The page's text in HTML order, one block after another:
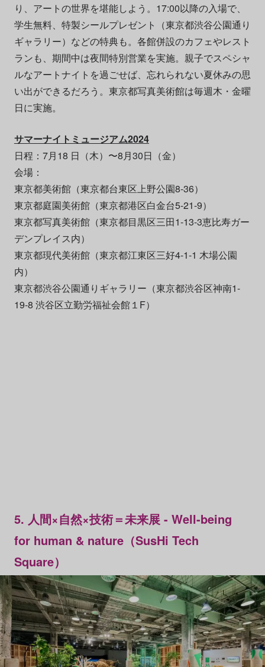
り、アートの世界を堪能しよう。17:00以降の入場で、
学生無料、特製シールプレゼント（東京都渋谷公園通り
ギャラリー）などの特典も。各館併設のカフェやレスト
ランも、期間中は夜間特別営業を実施。親子でスペシャ
ルなアートナイトを過ごせば、忘れられない夏休みの思
い出ができるだろう。東京都写真美術館は毎週木・金曜
日に実施。
サマーナイトミュージアム2024
日程：7月18 日（木）〜8月30日（金）
会場：
東京都美術館（東京都台東区上野公園8-36）
東京都庭園美術館（東京都港区白金台5-21-9）
東京都写真美術館（東京都目黒区三田1-13-3恵比寿ガー
デンプレイス内）
東京都現代美術館（東京都江東区三好4-1-1 木場公園
内）
東京都渋谷公園通りギャラリー（東京都渋谷区神南1-
19-8 渋谷区立勤労福祉会館１F）
5. 人間×自然×技術＝未来展 - Well-being
for human & nature（SusHi Tech
Square）